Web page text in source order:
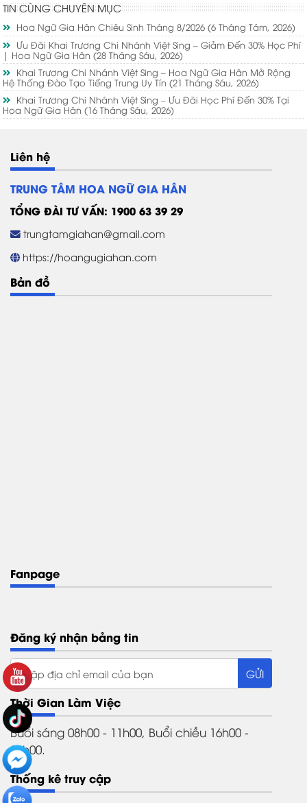
TIN CÙNG CHUYÊN MỤC
Hoa Ngữ Gia Hân Chiêu Sinh Tháng 8/2026(6 Tháng Tám, 2026)
Ưu Đãi Khai Trương Chi Nhánh Việt Sing – Giảm Đến 30% Học Phí
| Hoa Ngữ Gia Hân(28 Tháng Sáu, 2026)
Khai Trương Chi Nhánh Việt Sing – Hoa Ngữ Gia Hân Mở Rộng
Hệ Thống Đào Tạo Tiếng Trung Uy Tín(21 Tháng Sáu, 2026)
Khai Trương Chi Nhánh Việt Sing – Ưu Đãi Học Phí Đến 30% Tại
Hoa Ngữ Gia Hân(16 Tháng Sáu, 2026)
Liên hệ
TRUNG TÂM HOA NGỮ GIA HÂN
TỔNG ĐÀI TƯ VẤN: 1900 63 39 29
trungtamgiahan@gmail.com
https://hoangugiahan.com
Bản đồ
Fanpage
Đăng ký nhận bảng tin
Thời Gian Làm Việc
Buổi sáng 08h00 - 11h00, Buổi chiều 16h00 -
21h00.
Thống kê truy cập